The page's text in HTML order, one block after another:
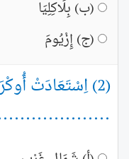
(ب) بِلَاكِلِيَا
(ج) إِزْيُومَ
(2) اِسْتَعَادَتْ